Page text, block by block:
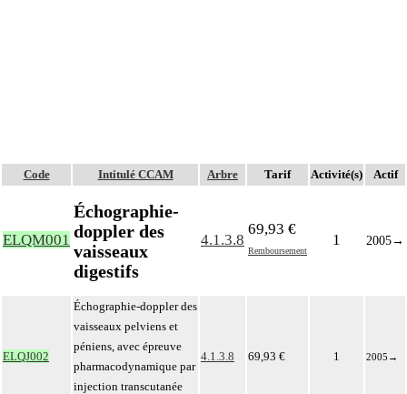
Code Intitulé CCAM Arbre Tarif Activité(s) Actif
ELQM001
Échographie-
doppler des
vaisseaux
digestifs
4.1.3.8
69,93 €
Remboursement
1 2005→
ELQJ002
Échographie-doppler des
vaisseaux pelviens et
péniens, avec épreuve
pharmacodynamique par
injection transcutanée
4.1.3.8 69,93 € 1 2005 →